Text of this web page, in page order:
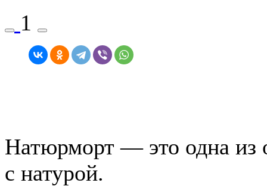
1
Натюрморт — это одна из
с натурой.